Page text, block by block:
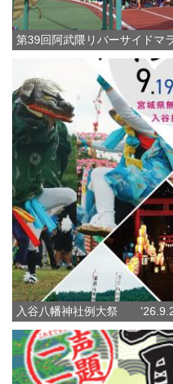
第39回阿武隈リバーサイド
入谷八幡神社例大祭